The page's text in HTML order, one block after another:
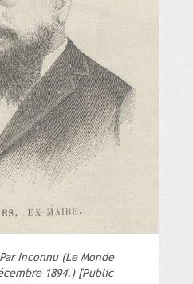
Inconnu (Le Monde
1894.) [Public